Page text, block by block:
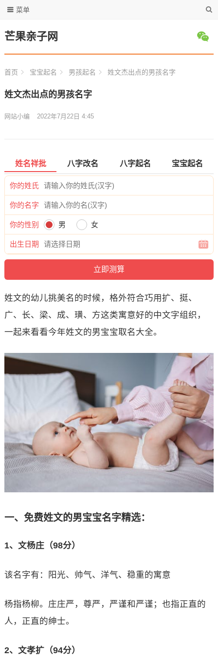
芒果亲子网
菜单
首页 宝宝起名 男孩起名 姓文杰出点的男孩名字
姓文杰出点的男孩名字
网站小编 2022年7月22日 4:45
姓名祥批 八字改名 八字起名 宝宝起名
你的姓氏
你的名字
你的性别 男 女
出生日期
姓文的幼儿挑美名的时候，格外符合巧用扩、挺、
广、长、梁、成、璜、方这类寓意好的中文字组织，
一起来看看今年姓文的男宝宝取名大全。
一、免费姓文的男宝宝名字精选：
1、文杨庄（98分）
该名字有：阳光、帅气、洋气、稳重的寓意
杨指杨柳。庄庄严，尊严，严谨和严谨；也指正直的
人，正直的绅士。
2、文孝扩（94分）